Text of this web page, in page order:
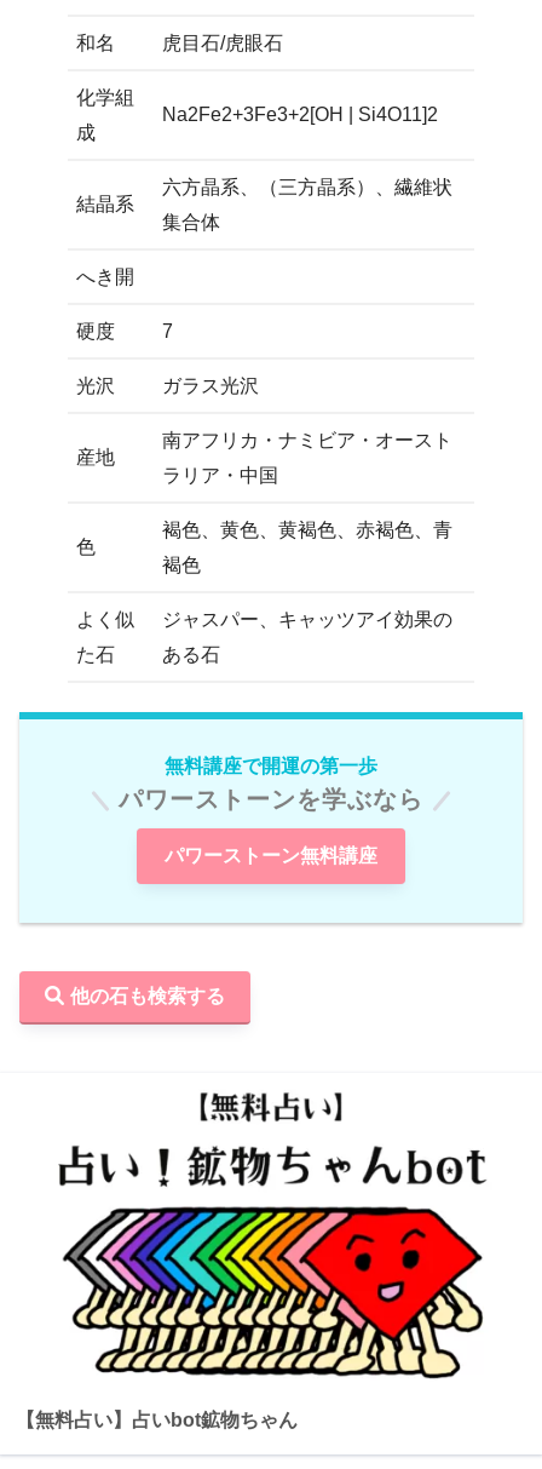
和名 虎目石/虎眼石
化学組
成
Na2Fe2+3Fe3+2[OH | Si4O11]2
結晶系
六方晶系、（三方晶系）、繊維状
集合体
へき開
硬度 7
光沢 ガラス光沢
産地
南アフリカ・ナミビア・オースト
ラリア・中国
色
褐色、黄色、黄褐色、赤褐色、青
褐色
よく似
た石
ジャスパー、キャッツアイ効果の
ある石
無料講座で開運の第一歩
パワーストーンを学ぶなら
パワーストーン無料講座
他の石も検索する
【無料占い】占いbot鉱物ちゃん